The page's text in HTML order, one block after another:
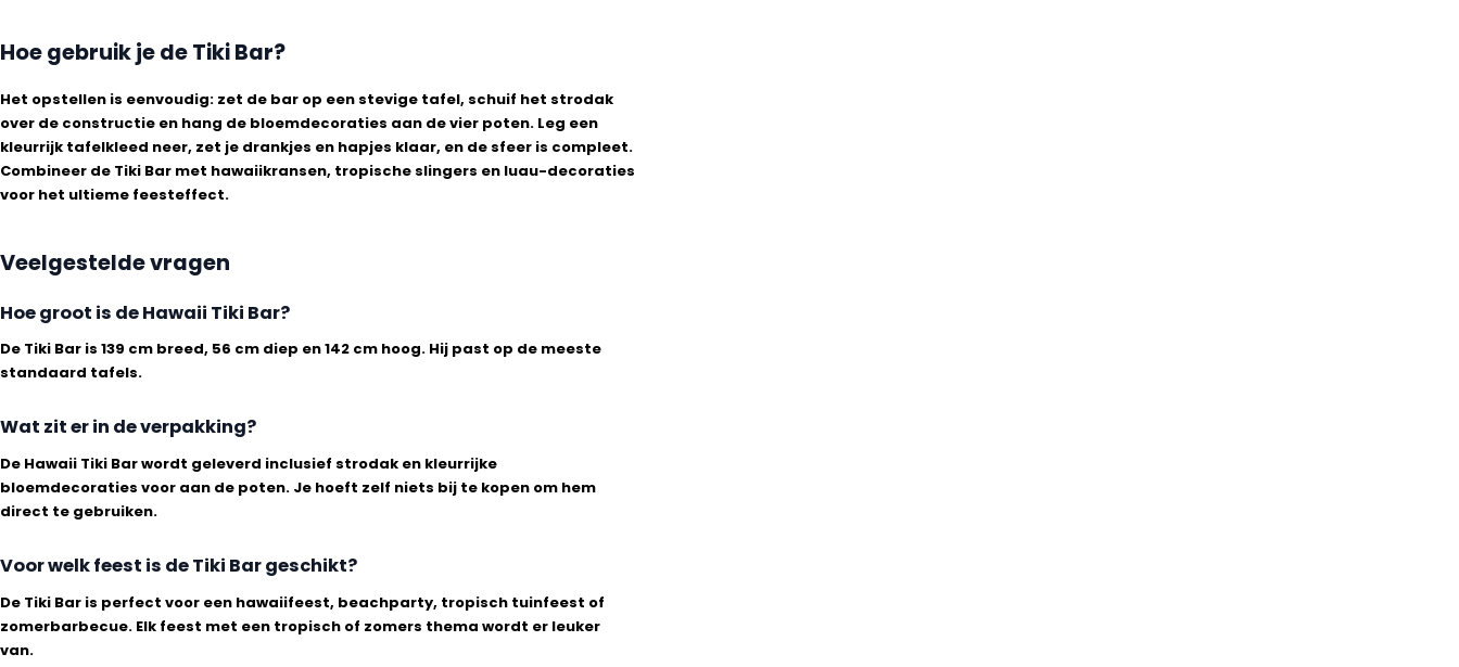
Hoe gebruik je de Tiki Bar?
Het opstellen is eenvoudig: zet de bar op een stevige tafel, schuif het strodak
over de constructie en hang de bloemdecoraties aan de vier poten. Leg een
kleurrijk tafelkleed neer, zet je drankjes en hapjes klaar, en de sfeer is compleet.
Combineer de Tiki Bar met hawaiikransen, tropische slingers en luau-decoraties
voor het ultieme feesteffect.
Veelgestelde vragen
Hoe groot is de Hawaii Tiki Bar?
De Tiki Bar is 139 cm breed, 56 cm diep en 142 cm hoog. Hij past op de meeste
standaard tafels.
Wat zit er in de verpakking?
De Hawaii Tiki Bar wordt geleverd inclusief strodak en kleurrijke
bloemdecoraties voor aan de poten. Je hoeft zelf niets bij te kopen om hem
direct te gebruiken.
Voor welk feest is de Tiki Bar geschikt?
De Tiki Bar is perfect voor een hawaiifeest, beachparty, tropisch tuinfeest of
zomerbarbecue. Elk feest met een tropisch of zomers thema wordt er leuker
van.